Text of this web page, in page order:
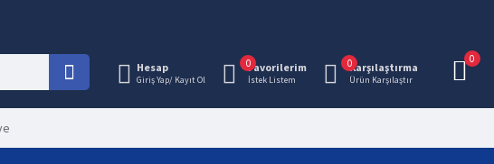
Hesap
Giriş Yap/ Kayıt Ol
Favorilerim
İstek Listem
0 Karşılaştırma
Ürün Karşılaştır
0 0